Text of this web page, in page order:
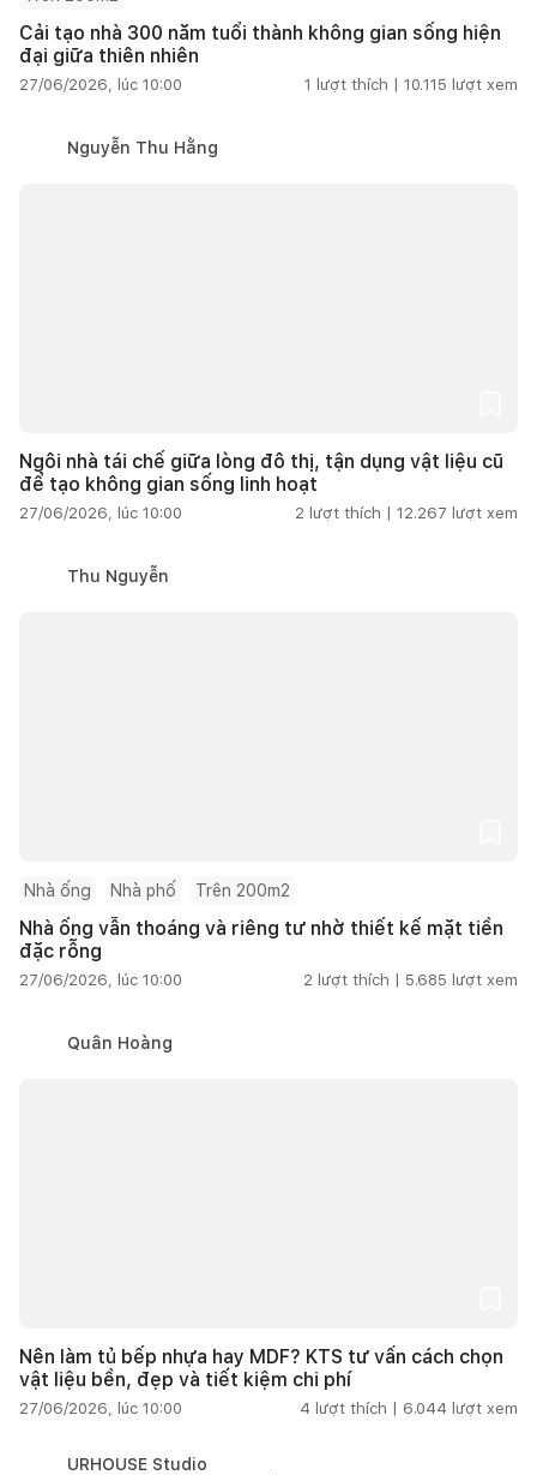
Cải tạo nhà 300 năm tuổi thành không gian sống hiện
đại giữa thiên nhiên
27/06/2026, lúc 10:00 1 lượt thích | 10.115 lượt xem
Nguyễn Thu Hằng
Ngôi nhà tái chế giữa lòng đô thị, tận dụng vật liệu cũ
để tạo không gian sống linh hoạt
27/06/2026, lúc 10:00 2 lượt thích | 12.267 lượt xem
Thu Nguyễn
Nhà ống Nhà phố Trên 200m2
Nhà ống vẫn thoáng và riêng tư nhờ thiết kế mặt tiền
đặc rỗng
27/06/2026, lúc 10:00 2 lượt thích | 5.685 lượt xem
Quân Hoàng
Nên làm tủ bếp nhựa hay MDF? KTS tư vấn cách chọn
vật liệu bền, đẹp và tiết kiệm chi phí
27/06/2026, lúc 10:00 4 lượt thích | 6.044 lượt xem
URHOUSE Studio